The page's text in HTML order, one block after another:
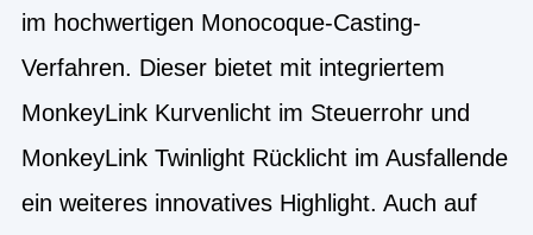
im hochwertigen Monocoque-Casting-
Verfahren. Dieser bietet mit integriertem
MonkeyLink Kurvenlicht im Steuerrohr und
MonkeyLink Twinlight Rücklicht im Ausfallende
ein weiteres innovatives Highlight. Auch auf